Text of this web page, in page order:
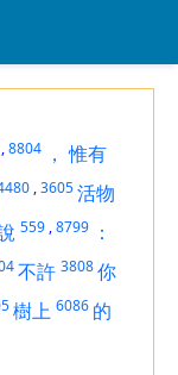
,8804 ， 惟有
,3605活物
559 ,8799 ：
不許 3808你
樹上 6086 的